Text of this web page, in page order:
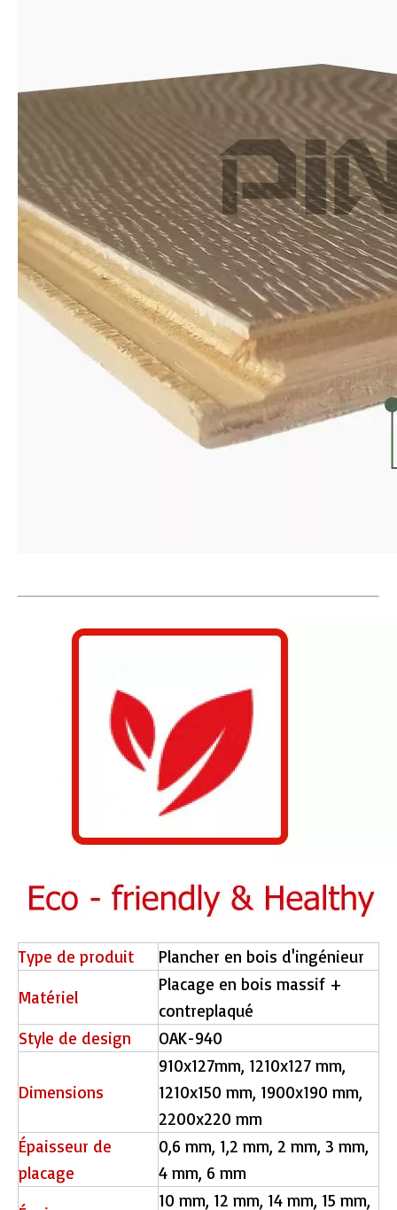
Plancher en bois stratifié E3001 E2001 sol stratifié Chine
Plancher de stratifié HB2016
L2661 Tiles de vinyle de luxe 1173 Eir Surface Luxury SPC Flooring
Type de produit
Plancher en bois d'ingénieur
Matériel
Placage en bois massif +
contreplaqué
Style de design
OAK-940
Dimensions
910x127mm, 1210x127 mm,
1210x150 mm, 1900x190 mm,
2200x220 mm
Épaisseur de
placage
0,6 mm, 1,2 mm, 2 mm, 3 mm,
4 mm, 6 mm
10 mm, 12 mm, 14 mm, 15 mm,